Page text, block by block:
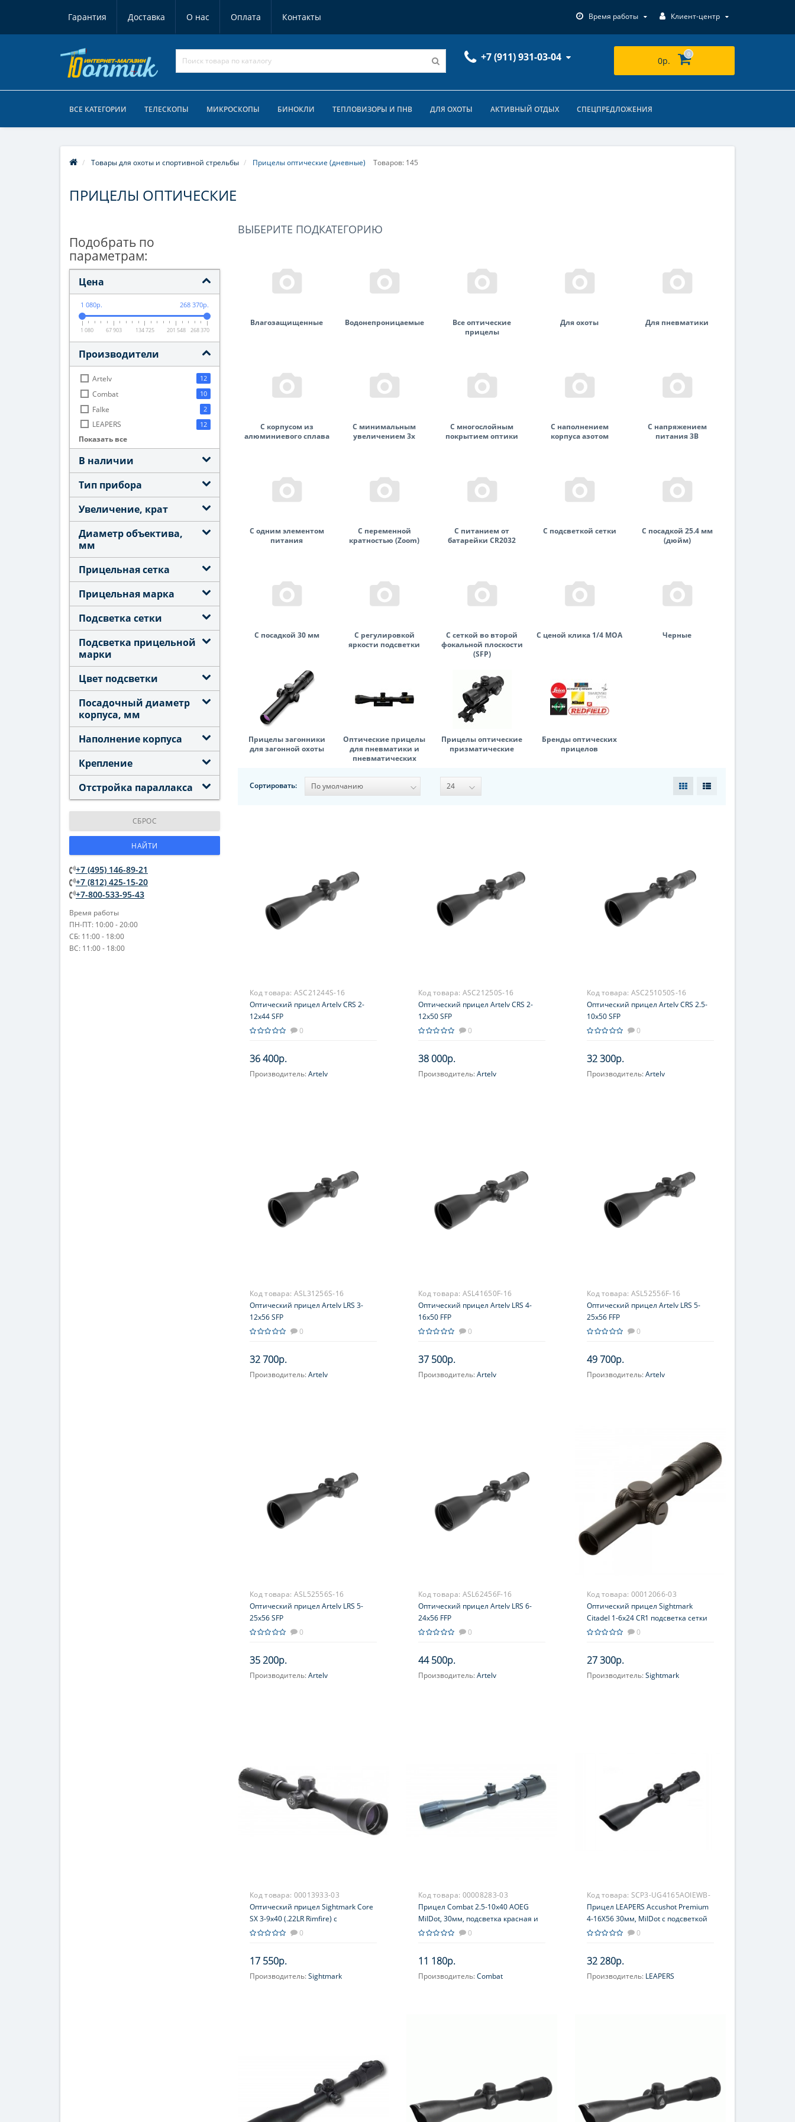
Гарантия Доставка О нас Оплата Контакты Время работы Клиент-центр
+7 (911) 931-03-04 0р.
0
ВСЕ КАТЕГОРИИ ТЕЛЕСКОПЫ МИКРОСКОПЫ БИНОКЛИ ТЕПЛОВИЗОРЫ И ПНВ ДЛЯ ОХОТЫ АКТИВНЫЙ ОТДЫХ СПЕЦПРЕДЛОЖЕНИЯ
Товары для охоты и спортивной стрельбы Прицелы оптические (дневные) Товаров: 145
ПРИЦЕЛЫ ОПТИЧЕСКИЕ
Подобрать по
параметрам:
Цена
1 080р. 268 370р.
1 080 67 903 134 725 201 548 268 370
Производители
Artelv 12
Combat 10
Falke 2
LEAPERS 12
Leupold
33
STURMAN
Sightmark 9
Target Optic 12
Vanguard
Veber 40
Показать все
В наличии
Тип прибора
Увеличение, крат
Диаметр объектива,
мм
Прицельная сетка
Прицельная марка
Подсветка сетки
Подсветка прицельной
марки
Цвет подсветки
Посадочный диаметр
корпуса, мм
Наполнение корпуса
Крепление
Отстройка параллакса
СБРОС
НАЙТИ
+7 (495) 146-89-21
+7 (812) 425-15-20
+7-800-533-95-43
Время работы
ПН-ПТ: 10:00 - 20:00
СБ: 11:00 - 18:00
ВС: 11:00 - 18:00
ВЫБЕРИТЕ ПОДКАТЕГОРИЮ
Влагозащищенные Водонепроницаемые
Все оптические
прицелы
Для охоты Для пневматики
С корпусом из
алюминиевого сплава
С минимальным
увеличением 3x
С многослойным
покрытием оптики
С наполнением
корпуса азотом
С напряжением
питания 3В
С одним элементом
питания
С переменной
кратностью (Zoom)
С питанием от
батарейки CR2032
С подсветкой сетки
С посадкой 25.4 мм
(дюйм)
С посадкой 30 мм
С регулировкой
яркости подсветки
С сеткой во второй
фокальной плоскости
(SFP)
С ценой клика 1/4 MOA Черные
Прицелы загонники
для загонной охоты
Оптические прицелы
для пневматики и
пневматических
Прицелы оптические
призматические
Бренды оптических
прицелов
Сортировать:
Код товара: ASC21244S-16
Оптический прицел Artelv CRS 2-
12x44 SFP
0
36 400р.
Производитель:Artelv
Код товара: ASC21250S-16
Оптический прицел Artelv CRS 2-
12x50 SFP
0
38 000р.
Производитель:Artelv
Код товара: ASC251050S-16
Оптический прицел Artelv CRS 2.5-
10x50 SFP
0
32 300р.
Производитель:Artelv
Код товара: ASL31256S-16
Оптический прицел Artelv LRS 3-
12x56 SFP
0
32 700р.
Производитель:Artelv
Код товара: ASL41650F-16
Оптический прицел Artelv LRS 4-
16x50 FFP
0
37 500р.
Производитель:Artelv
Код товара: ASL52556F-16
Оптический прицел Artelv LRS 5-
25x56 FFP
0
49 700р.
Производитель:Artelv
Код товара: ASL52556S-16
Оптический прицел Artelv LRS 5-
25x56 SFP
0
35 200р.
Производитель:Artelv
Код товара: ASL62456F-16
Оптический прицел Artelv LRS 6-
24x56 FFP
0
44 500р.
Производитель:Artelv
Код товара: 00012066-03
Оптический прицел Sightmark
Citadel 1-6x24 CR1 подсветка сетки
BDC, 30 мм
0
27 300р.
Производитель:Sightmark
Код товара: 00013933-03
Оптический прицел Sightmark Core
SX 3-9x40 (.22LR Rimfire) с
подсветкой, кольца в комплекте
0
17 550р.
Производитель:Sightmark
Код товара: 00008283-03
Прицел Combat 2.5-10x40 АОEG
MilDot, 30мм, подсветка красная и
синяя, отстройка от параллакса
0
11 180р.
Производитель:Combat
Код товара: SCP3-UG4165AOIEWB-
06
Прицел LEAPERS Accushot Premium
4-16X56 30мм, MilDot с подсветкой
36 цветов, пузырьковый уровень
0
32 280р.
Производитель: LEAPERS